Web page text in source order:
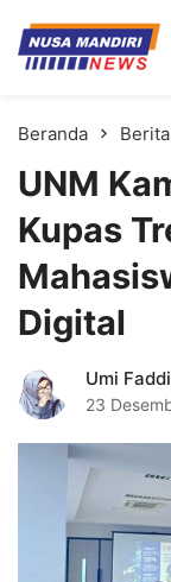
Kampus
Universitas Nusa
Beranda Berita
UNM
Kupas
Digital
Umi
23